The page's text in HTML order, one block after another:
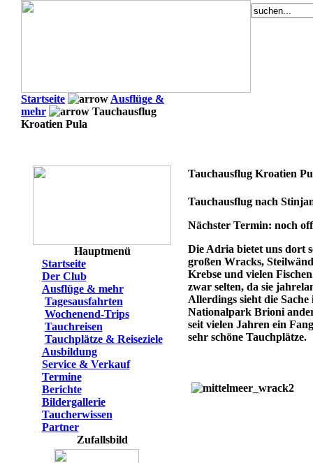
Startseite
Ausflüge &
mehr
Tauchausflug
Kroatien Pula
Hauptmenü
Startseite
Der Club
Ausflüge & mehr
Tagesausfahrten
Wochenend-Trips
Tauchreisen
Tauchplätze & Reiseziele
Ausbildung
Service & Verkauf
Termine
Berichte
Bildergallerie
Taucherwissen
Partner
Zufallsbild
Tauchausflug Kroatien
Tauchausflug nach
Nächster Termin: noch
Die Adria bietet uns dort
großen Wracks,
Krebse und vielen
zwar selten, da sie
Allerdings sieht die Sache
Nationalpark Brioni
seit vielen Jahren ein
sehr schöne Tauchplätze.